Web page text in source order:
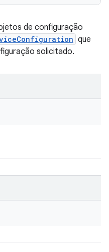
de configuração
que
solicitado.